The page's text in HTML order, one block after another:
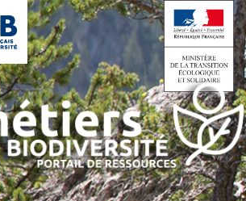
Aller au contenu principal